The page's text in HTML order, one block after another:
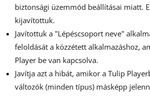
biztonsági üzemmód beállításai miatt.
kijavítottuk.
Javítottuk a "Lépéscsoport neve"
feloldását a közzétett alkalmazáshoz,
Player be van kapcsolva.
Javítja azt a hibát, amikor a Tulip
változók (minden típus) másképp